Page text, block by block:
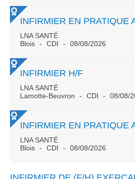
LNA SANTÉ
Blois
CDI 08/08/2026
INFIRMIER H/F
LNA SANTÉ
Lamotte-Beuvron
CDI 08/08/
LNA SANTÉ
Blois
CDI 08/08/2026